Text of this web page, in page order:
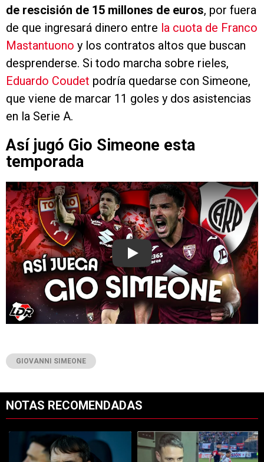
de rescisión de 15 millones de euros, por fuera
de que ingresará dinero entre la cuota de Franco
Mastantuono y los contratos altos que buscan
desprenderse. Si todo marcha sobre rieles,
Eduardo Coudet podría quedarse con Simeone,
que viene de marcar 11 goles y dos asistencias
en la Serie A.
Así jugó Gio Simeone esta
temporada
Play
GIOVANNI SIMEONE
NOTAS RECOMENDADAS
Un artículo de tendencia con el título "Con cambios obligados ¿y
Un artículo de tendencia con el